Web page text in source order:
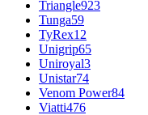
Triangle923
Tunga59
TyRex12
Unigrip65
Uniroyal3
Unistar74
Venom Power84
Viatti476